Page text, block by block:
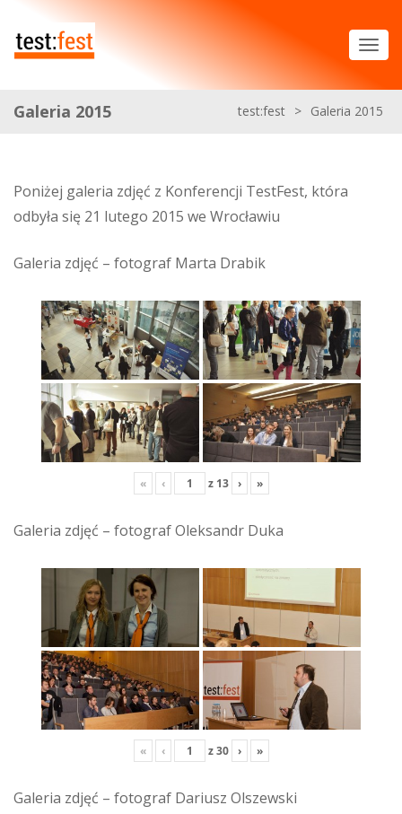
Galeria 2015 test:fest > Galeria 2015
Poniżej galeria zdjęć z Konferencji TestFest, która
odbyła się 21 lutego 2015 we Wrocławiu
Galeria zdjęć – fotograf Marta Drabik
« ‹ z 13 › »
Galeria zdjęć – fotograf Oleksandr Duka
« ‹ z30 › »
Galeria zdjęć – fotograf Dariusz Olszewski